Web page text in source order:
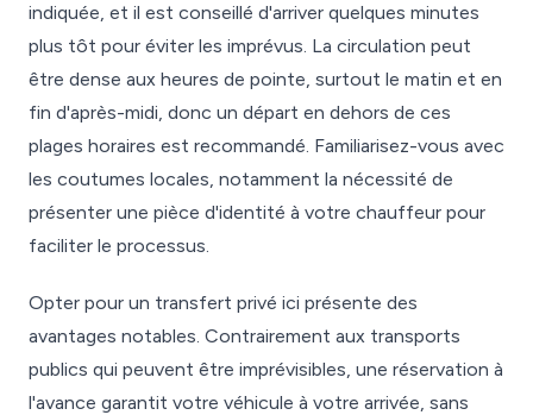
indiquée, et il est conseillé d'arriver quelques minutes
plus tôt pour éviter les imprévus. La circulation peut
être dense aux heures de pointe, surtout le matin et en
fin d'après-midi, donc un départ en dehors de ces
plages horaires est recommandé. Familiarisez-vous avec
les coutumes locales, notamment la nécessité de
présenter une pièce d'identité à votre chauffeur pour
faciliter le processus.
Opter pour un transfert privé ici présente des
avantages notables. Contrairement aux transports
publics qui peuvent être imprévisibles, une réservation à
l'avance garantit votre véhicule à votre arrivée, sans